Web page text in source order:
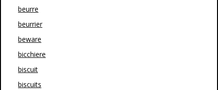
beurre
beurrier
beware
bicchiere
biscuit
biscuits